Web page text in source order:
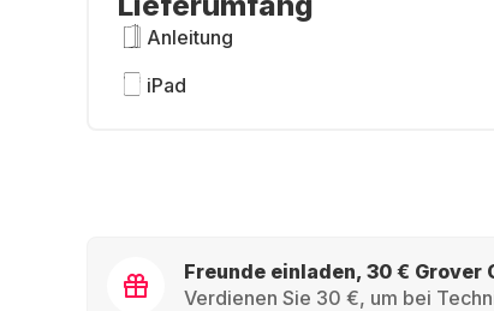
Anleitung
iPad
Freunde einladen, 30 € Grover
Verdienen Sie 30 €, um bei